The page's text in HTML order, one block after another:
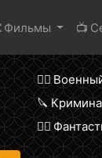
📺
👨‍✈️
🔪
🧙‍♀️